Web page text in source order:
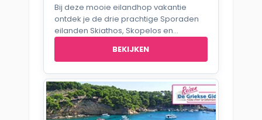
Bij deze mooie eilandhop vakantie
ontdek je de drie prachtige Sporaden
eilanden Skiathos, Skopelos en...
BEKIJKEN